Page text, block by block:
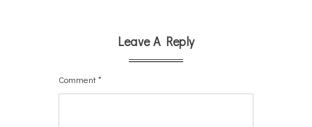
Leave A Reply
Comment*